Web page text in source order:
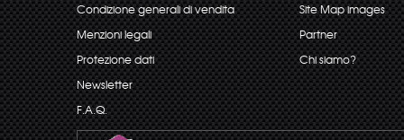
Condizione generali di vendita
Menzioni legali
Protezione dati
Newsletter
F.A.Q.
Site Map images
Partner
Chi siamo?